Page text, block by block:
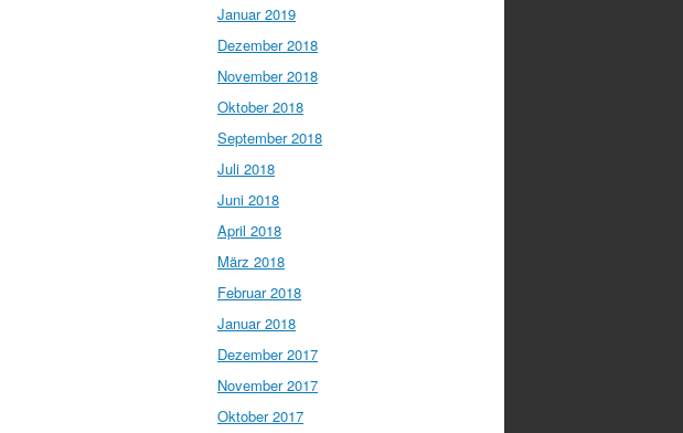
Januar 2019
Dezember 2018
November 2018
Oktober 2018
September 2018
Juli 2018
Juni 2018
April 2018
März 2018
Februar 2018
Januar 2018
Dezember 2017
November 2017
Oktober 2017